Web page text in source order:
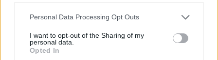
Please note that this website/app uses one or more Google
not limited to your visit or usage behaviour. You may click to
grant or deny consent to Google and its third-party tags to
use your data for below specified purposes in below Google
Personal Data Processing Opt Outs
I want to opt-out of the Sharing of my
personal data.
Opted In